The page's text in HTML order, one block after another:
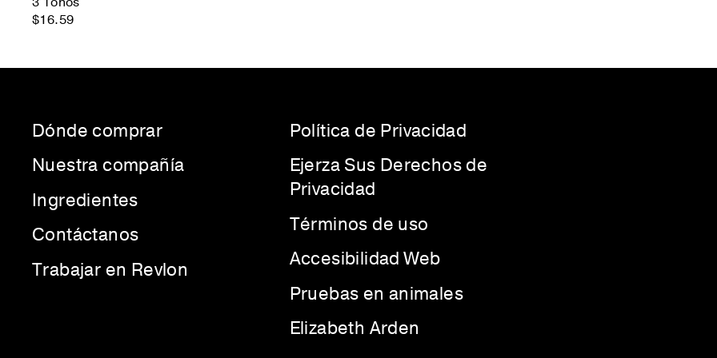
$16.59
Dónde comprar
Nuestra compañía
Ingredientes
Contáctanos
Trabajar en Revlon
Política de Privacidad
Ejerza Sus Derechos de
Privacidad
Términos de uso
Accesibilidad Web
Pruebas en animales
Elizabeth Arden